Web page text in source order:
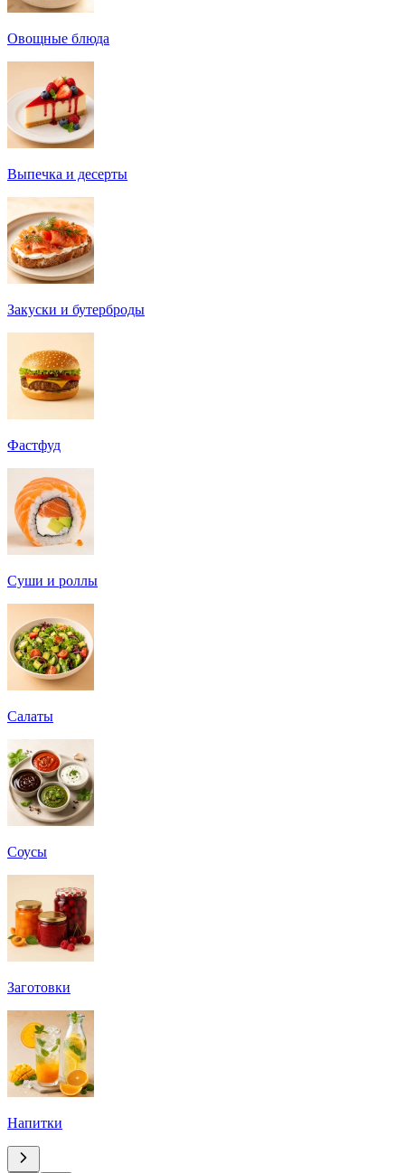
Овощные блюда
Выпечка и десерты
Закуски и бутерброды
Фастфуд
Суши и роллы
Салаты
Соусы
Заготовки
Напитки